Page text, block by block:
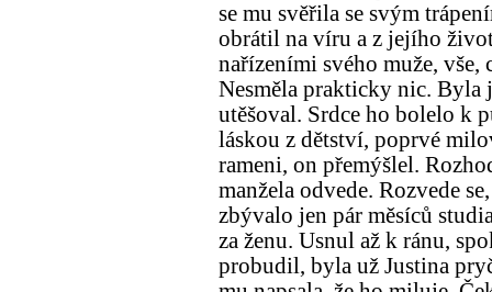
se mu svěřila se svým
obrátil na víru a z jejího
nařízeními svého muže,
Nesměla prakticky nic. Byla
utěšoval. Srdce ho bolelo k
láskou z dětství, poprvé
rameni, on přemýšlel.
manžela odvede. Rozvede
zbývalo jen pár měsíců
za ženu. Usnul až k ránu,
probudil, byla už Justina